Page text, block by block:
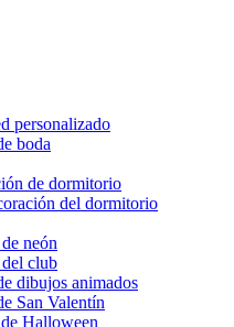
personalizado
boda
de dormitorio
del dormitorio
neón
club
dibujos animados
San Valentín
Halloween